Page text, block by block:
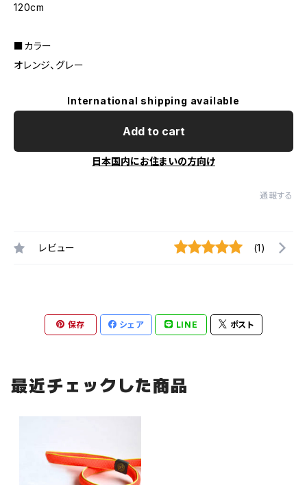
120cm
■カラー
オレンジ、グレー
International shipping available
Add to cart
日本国内にお住まいの方向け
通報する
レビュー (1)
保存 シェア LINE ポスト
最近チェックした商品